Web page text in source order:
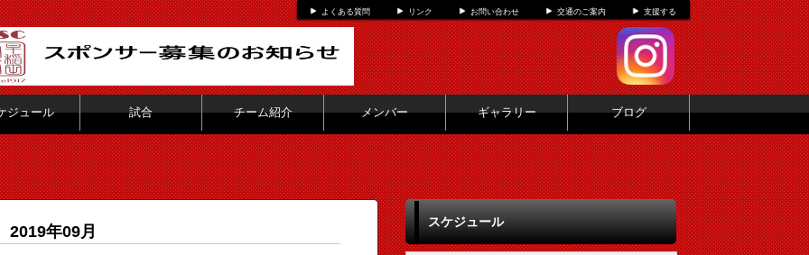
よくある質問 リンク お問い合わせ 交通のご案内 支援する
ジュール 試合 チーム紹介 メンバー ギャラリー ブログ
2019年09月
スケジュール